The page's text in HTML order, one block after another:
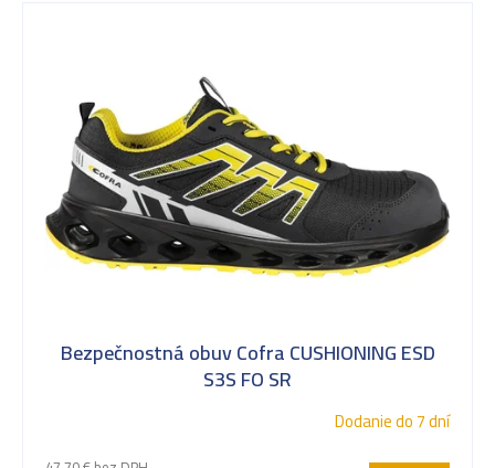
Bezpečnostná obuv Cofra CUSHIONING ESD
S3S FO SR
Dodanie do 7 dní